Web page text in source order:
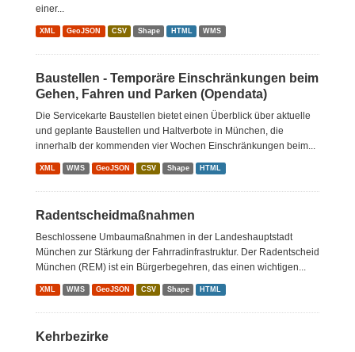
einer...
XML GeoJSON CSV Shape HTML WMS
Baustellen - Temporäre Einschränkungen beim
Gehen, Fahren und Parken (Opendata)
Die Servicekarte Baustellen bietet einen Überblick über aktuelle
und geplante Baustellen und Haltverbote in München, die
innerhalb der kommenden vier Wochen Einschränkungen beim...
XML WMS GeoJSON CSV Shape HTML
Radentscheidmaßnahmen
Beschlossene Umbaumaßnahmen in der Landeshauptstadt
München zur Stärkung der Fahrradinfrastruktur. Der Radentscheid
München (REM) ist ein Bürgerbegehren, das einen wichtigen...
XML WMS GeoJSON CSV Shape HTML
Kehrbezirke